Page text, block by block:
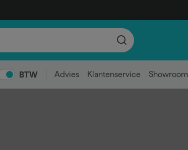
BTW Advies Klantenservice Showroom